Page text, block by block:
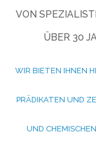
VON
ÜBER 30
WIR BIETEN IHNEN
PRÄDIKATEN UND
UND